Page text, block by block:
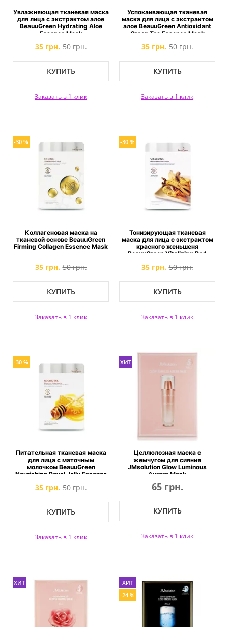
Увлажняющая тканевая маска
для лица c экстрактом алое
BeauuGreen Hydrating Aloe
Essence Mask
35 грн. 50 грн.
КУПИТЬ
Заказать в 1 клик
Успокаивающая тканевая
маска для лица c экстрактом
алое BeauuGreen Antioxidant
Green Tea Essence Mask
35 грн. 50 грн.
КУПИТЬ
Заказать в 1 клик
-30 %
Коллагеновая маска на
тканевой основе BeauuGreen
Firming Collagen Essence Mask
35 грн. 50 грн.
КУПИТЬ
Заказать в 1 клик
-30 %
Тонизирующая тканевая
маска для лица с экстрактом
красного женьшеня
BeauuGreen Vitalizing Red
35 грн. 50 грн.
КУПИТЬ
Заказать в 1 клик
-30 %
Питательная тканевая маска
для лица с маточным
молочком BeauuGreen
Nourishing Royal Jelly Essence
35 грн. 50 грн.
КУПИТЬ
Заказать в 1 клик
ХИТ
Целлюлозная маска с
жемчугом для сияния
JMsolution Glow Luminous
Aurora Mask
65 грн.
КУПИТЬ
Заказать в 1 клик
ХИТ
ХИТ
-24 %